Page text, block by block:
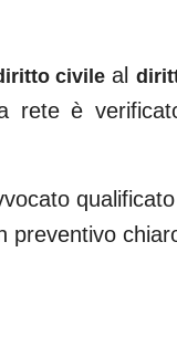
civile al
rete è
preventivo